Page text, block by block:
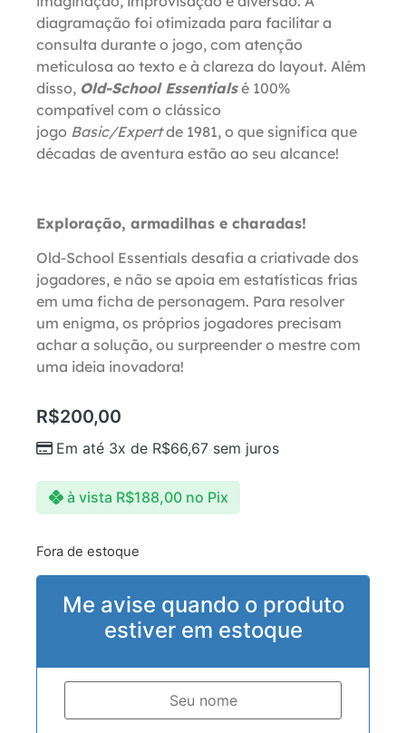
diagramação foi otimizada para facilitar a
consulta durante o jogo, com atenção
meticulosa ao texto e à clareza do layout. Além
disso, Old-School Essentialsé 100%
compatível com o clássico
jogo Basic/Expertde 1981, o que significa que
décadas de aventura estão ao seu alcance!
Exploração, armadilhas e charadas!
Old-School Essentials desafia a criativade dos
jogadores, e não se apoia em estatísticas frias
em uma ficha de personagem. Para resolver
um enigma, os próprios jogadores precisam
achar a solução, ou surpreender o mestre com
uma ideia inovadora!
R$200,00
Em até 3x de R$66,67 sem juros
à vista R$188,00 no Pix
Fora de estoque
Me avise quando o produto
estiver em estoque